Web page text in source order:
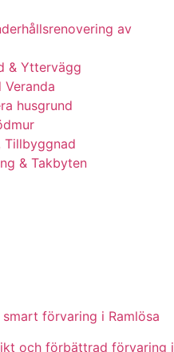
av
& Yttervägg
Veranda
husgrund
Tillbyggnad
& Takbyten
förvaring i Ramlösa
och förbättrad förvaring i